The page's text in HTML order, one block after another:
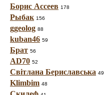
Борис Ассеев 178
Рыбак 156
ggeolog 88
kuban46 59
Брат 56
AD70 52
Світлана Бериславська 49
Klimbim 48